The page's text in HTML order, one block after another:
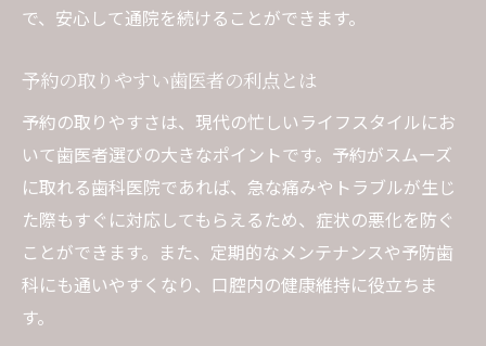
で、安心して通院を続けることができます。
予約の取りやすい歯医者の利点とは
予約の取りやすさは、現代の忙しいライフスタイルにお
いて歯医者選びの大きなポイントです。予約がスムーズ
に取れる歯科医院であれば、急な痛みやトラブルが生じ
た際もすぐに対応してもらえるため、症状の悪化を防ぐ
ことができます。また、定期的なメンテナンスや予防歯
科にも通いやすくなり、口腔内の健康維持に役立ちま
す。